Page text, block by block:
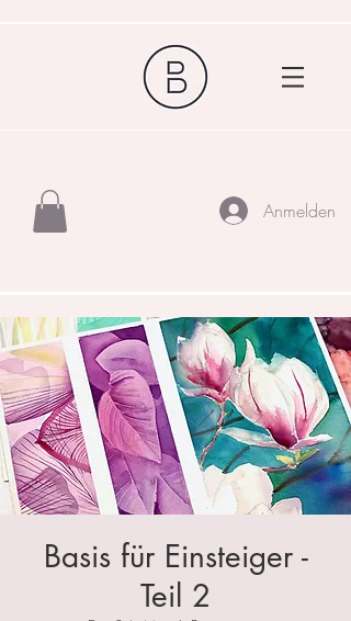
Anmelden
Basis für Einsteiger -
Teil 2